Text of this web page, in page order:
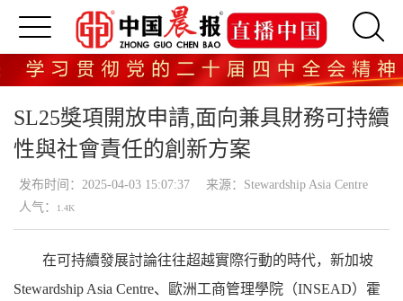
SL25獎項開放申請,面向兼具財務可持續
性與社會責任的創新方案
发布时间：2025-04-03 15:07:37
来源：Stewardship Asia Centre
人气：
1.4K
在可持續發展討論往往超越實際行動的時代，新加坡
Stewardship Asia Centre、歐洲工商管理學院（INSEAD）霍